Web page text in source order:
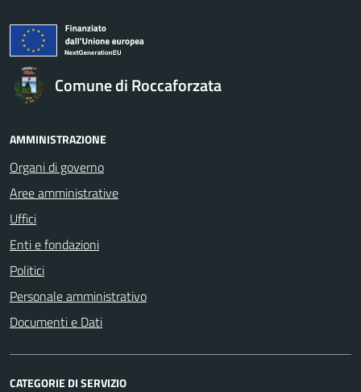
Comune di Roccaforzata
AMMINISTRAZIONE
Organi di governo
Aree amministrative
Uffici
Enti e fondazioni
Politici
Personale amministrativo
Documenti e Dati
CATEGORIE DI SERVIZIO